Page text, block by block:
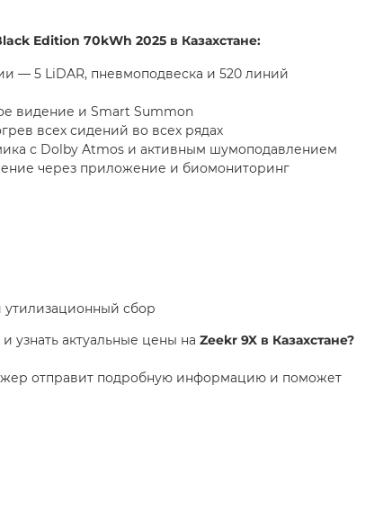
Edition 70kWh 2025 в Казахстане:
— 5 LiDAR, пневмоподвеска и 520 линий
видение и Smart Summon
всех сидений во всех рядах
с Dolby Atmos и активным шумоподавлением
через приложение и биомониторинг
сбор
узнать актуальные цены на Zeekr 9X в Казахстане?
отправит подробную информацию и поможет